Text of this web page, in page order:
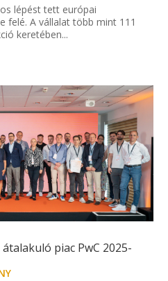
lépést tett európai
felé. A vállalat több mint 111
keretében...
piac PwC 2025-